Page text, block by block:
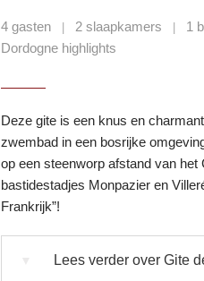
4 gasten 2 slaapkamers 1
Dordogne highlights
Deze gite is een knus en
zwembad in een bosrijke
op een steenworp afstand van
bastidestadjes Monpazier en
Frankrijk”!
Lees verder over Gite